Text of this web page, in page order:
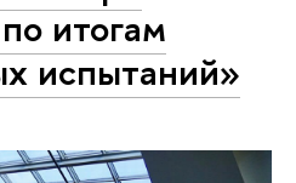
итогам
испытаний»